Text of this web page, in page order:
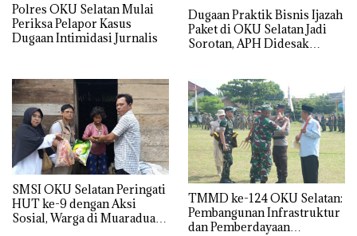
Polres OKU Selatan Mulai
Periksa Pelapor Kasus
Dugaan Intimidasi Jurnalis
Dugaan Praktik Bisnis Ijazah
Paket di OKU Selatan Jadi
Sorotan, APH Didesak
SMSI OKU Selatan Peringati
HUT ke-9 dengan Aksi
Sosial, Warga di Muaradua
TMMD ke-124 OKU Selatan:
Pembangunan Infrastruktur
dan Pemberdayaan